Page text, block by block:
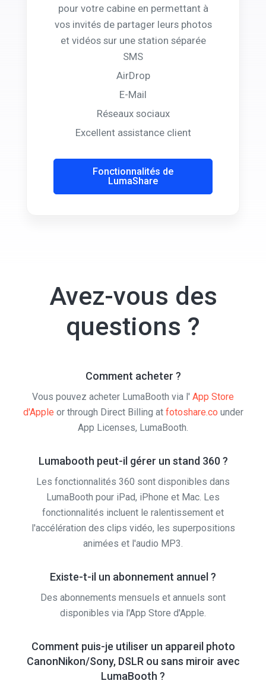
vos invités de partager leurs photos
et vidéos sur une station séparée
SMS
AirDrop
E-Mail
Réseaux sociaux
Excellent assistance client
LumaShare
questions ?
Vous pouvez acheter LumaBooth via l'
d'Apple or through Direct Billing atfotoshare.counder
App Licenses, LumaBooth.
Les fonctionnalités 360 sont disponibles dans
LumaBooth pour iPad, iPhone et Mac. Les
fonctionnalités incluent le ralentissement et
l'accélération des clips vidéo, les superpositions
animées et l'audio MP3.
Des abonnements mensuels et annuels sont
disponibles via l'App Store d'Apple.
CanonNikon/Sony, DSLR ou sans miroir avec
LumaBooth ?
LumaBooth utilise l'une des appareil photos avant,